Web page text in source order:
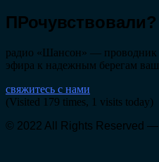
ПРочувствовали?
радио «Шансон» — проводник
эфира к надежным берегам
свяжитесь с нами
(Visited 179 times, 1 visits today)
© 2022 All Rights Reserved